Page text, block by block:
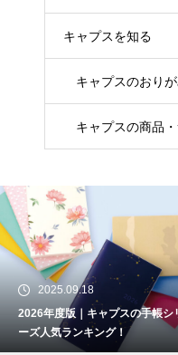
キャプスを知る
キャプスのおり
キャプスの商品
2025.09.18
2026年度版｜キャプスの手帳シ
ーズ人気ランキング！